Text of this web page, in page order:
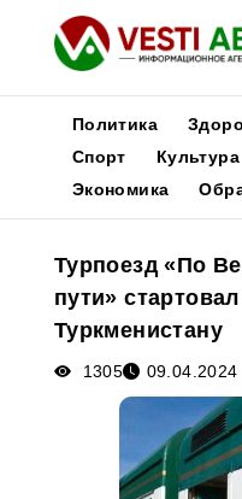
Новости
Медиа
Афиша
Политика
Спорт
Культура
Экономика
Турпоезд «По
пути»
Туркменистану
1305 09.04.2024